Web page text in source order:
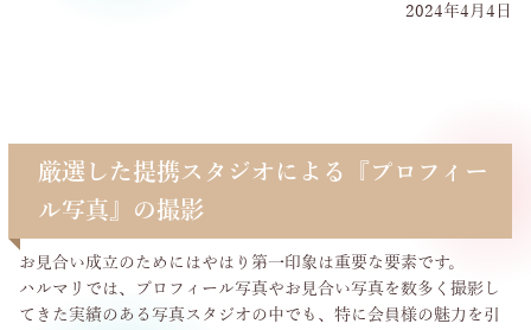
2024年4月4日
厳選した提携スタジオによる『プロフィー
ル写真』の撮影
お見合い成立のためにはやはり第一印象は重要な要素です。
ハルマリでは、プロフィール写真やお見合い写真を数多く撮影し
てきた実績のある写真スタジオの中でも、特に会員様の魅力を引